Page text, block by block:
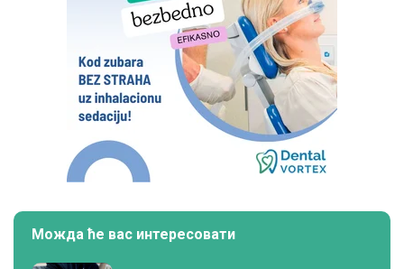
Можда ће вас интересовати